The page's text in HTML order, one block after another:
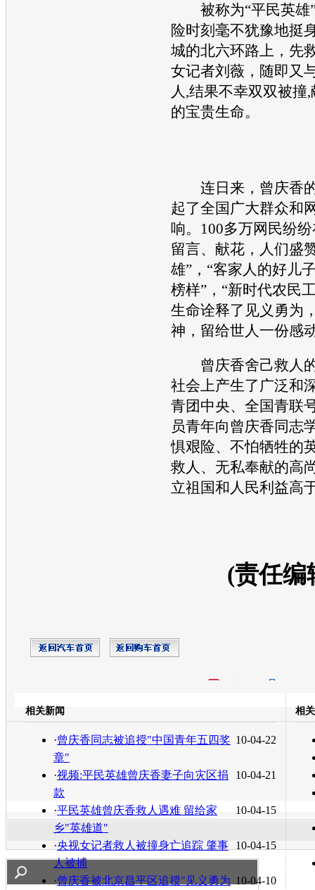
被称为“平民英雄”
险时刻毫不犹豫地
城的北六环路上，先
女记者刘薇，随即又
人,结果不幸双双被撞
的宝贵生命。
连日来，曾庆香的
起了全国广大群众和
响。100多万网民纷
留言、献花，人们盛
雄”，“客家人的好儿
榜样”，“新时代农民
生命诠释了见义勇为
神，留给世人一份感
曾庆香舍己救人的
社会上产生了广泛和
青团中央、全国青联
员青年向曾庆香同志
惧艰险、不怕牺牲的
救人、无私奉献的高
立祖国和人民利益高
(责任编
转发至：
相关新闻
10-04-22
·曾庆香同志被追授"中国青年五四奖
章"
10-04-21
·视频:平民英雄曾庆香妻子向灾区捐
款
10-04-15
·平民英雄曾庆香救人遇难 留给家
乡"英雄道"
10-04-15
·央视女记者救人被撞身亡追踪 肇事
人被捕
10-04-10
·曾庆香被北京昌平区追授"见义勇为
相